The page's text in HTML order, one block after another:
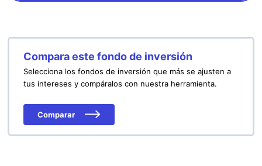
Compara este fondo de inversión
Selecciona los fondos de inversión que más se ajusten a
tus intereses y compáralos con nuestra herramienta.
Comparar